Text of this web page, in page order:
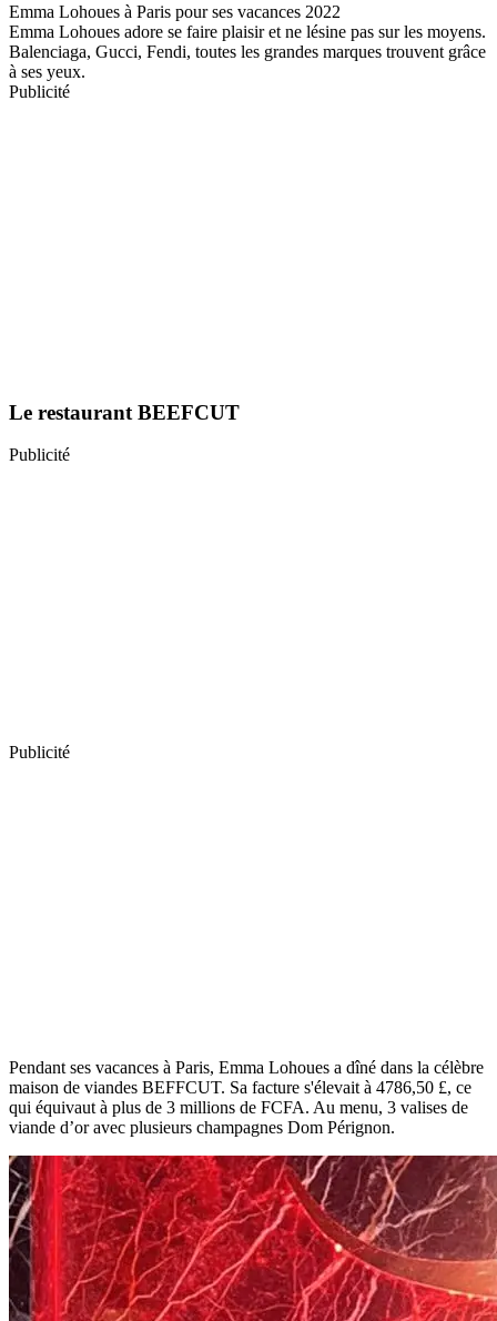
Emma Lohoues à Paris pour ses vacances 2022
Emma Lohoues adore se faire plaisir et ne lésine pas sur les moyens.
Balenciaga, Gucci, Fendi, toutes les grandes marques trouvent grâce
à ses yeux.
Publicité
Le restaurant BEEFCUT
Publicité
Publicité
Pendant ses vacances à Paris, Emma Lohoues a dîné dans la célèbre
maison de viandes BEFFCUT. Sa facture s'élevait à 4786,50 £, ce
qui équivaut à plus de 3 millions de FCFA. Au menu, 3 valises de
viande d’or avec plusieurs champagnes Dom Pérignon.